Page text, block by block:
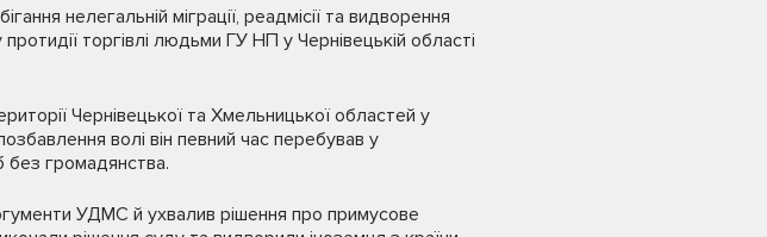
нелегальній міграції, реадмісії та видворення
торгівлі людьми ГУ НП у Чернівецькій області
Чернівецької та Хмельницької областей у
волі він певний час перебував у
без громадянства.
УДМС й ухвалив рішення про примусове